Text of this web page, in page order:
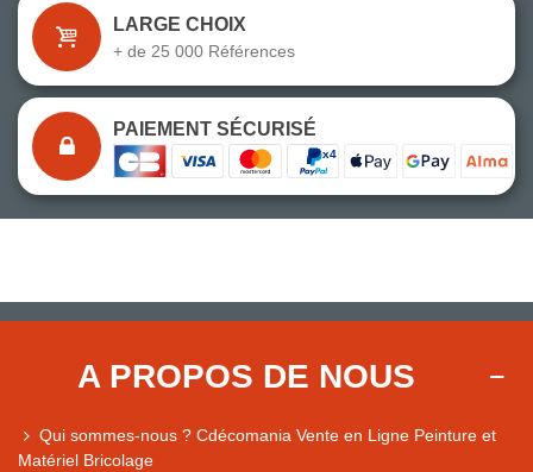
LARGE CHOIX
+ de 25 000 Références
PAIEMENT SÉCURISÉ
A PROPOS DE NOUS
Qui sommes-nous ? Cdécomania Vente en Ligne Peinture et
Matériel Bricolage